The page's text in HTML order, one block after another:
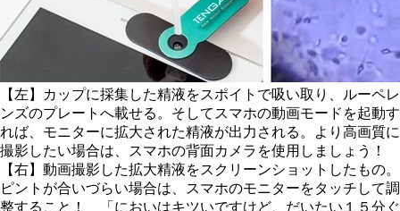
【左】カップに採集した精液をスポイトで吸い取り、ルーペレ
ンズのプレートへ載せる。そしてスマホの動画モードを起動す
れば、モニターに拡大された精液が出力される。より高画質に
撮影したい場合は、スマホの背面カメラを使用しましょう！
【右】動画撮影した拡大精液をスクリーンショットしたもの。
ピントが合いづらい場合は、スマホのモニターをタッチして調
整すること！ 「においはキツいですけど、だいたい１５分ぐ